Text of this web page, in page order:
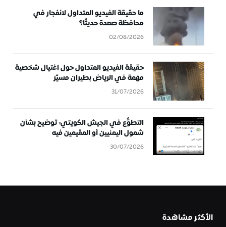
ما حقيقة الفيديو المتداول لانفجار في
محافظة صعدة حديثًا؟
02/08/2026
حقيقة الفيديو المتداول حول اغتيال شخصية
مهمة في الرياض بطيران مسيَّر
31/07/2026
التطوُّع في الجيش الكويتي: توضيح بشأن
شمول اليمنيين أو المقيمين فيه
30/07/2026
الأكثر مشاهدة